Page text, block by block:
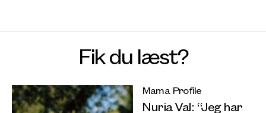
Fik du læst?
Mama Profile
Nuria Val: “Jeg har